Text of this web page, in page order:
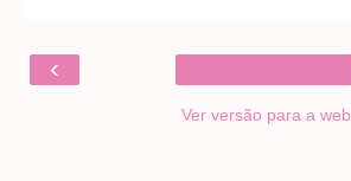
‹
Ver versão para a web